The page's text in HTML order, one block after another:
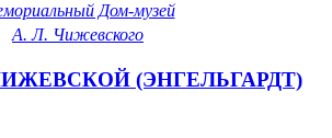
Дом-музей
А. Л. Чижевского
(ЭНГЕЛЬГАРДТ)